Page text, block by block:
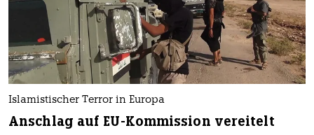
Islamistischer Terror in Europa
Anschlag auf EU-Kommission vereitelt